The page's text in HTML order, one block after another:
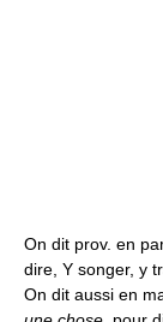
On dit prov. en
dire, Y songer, y
On dit aussi en